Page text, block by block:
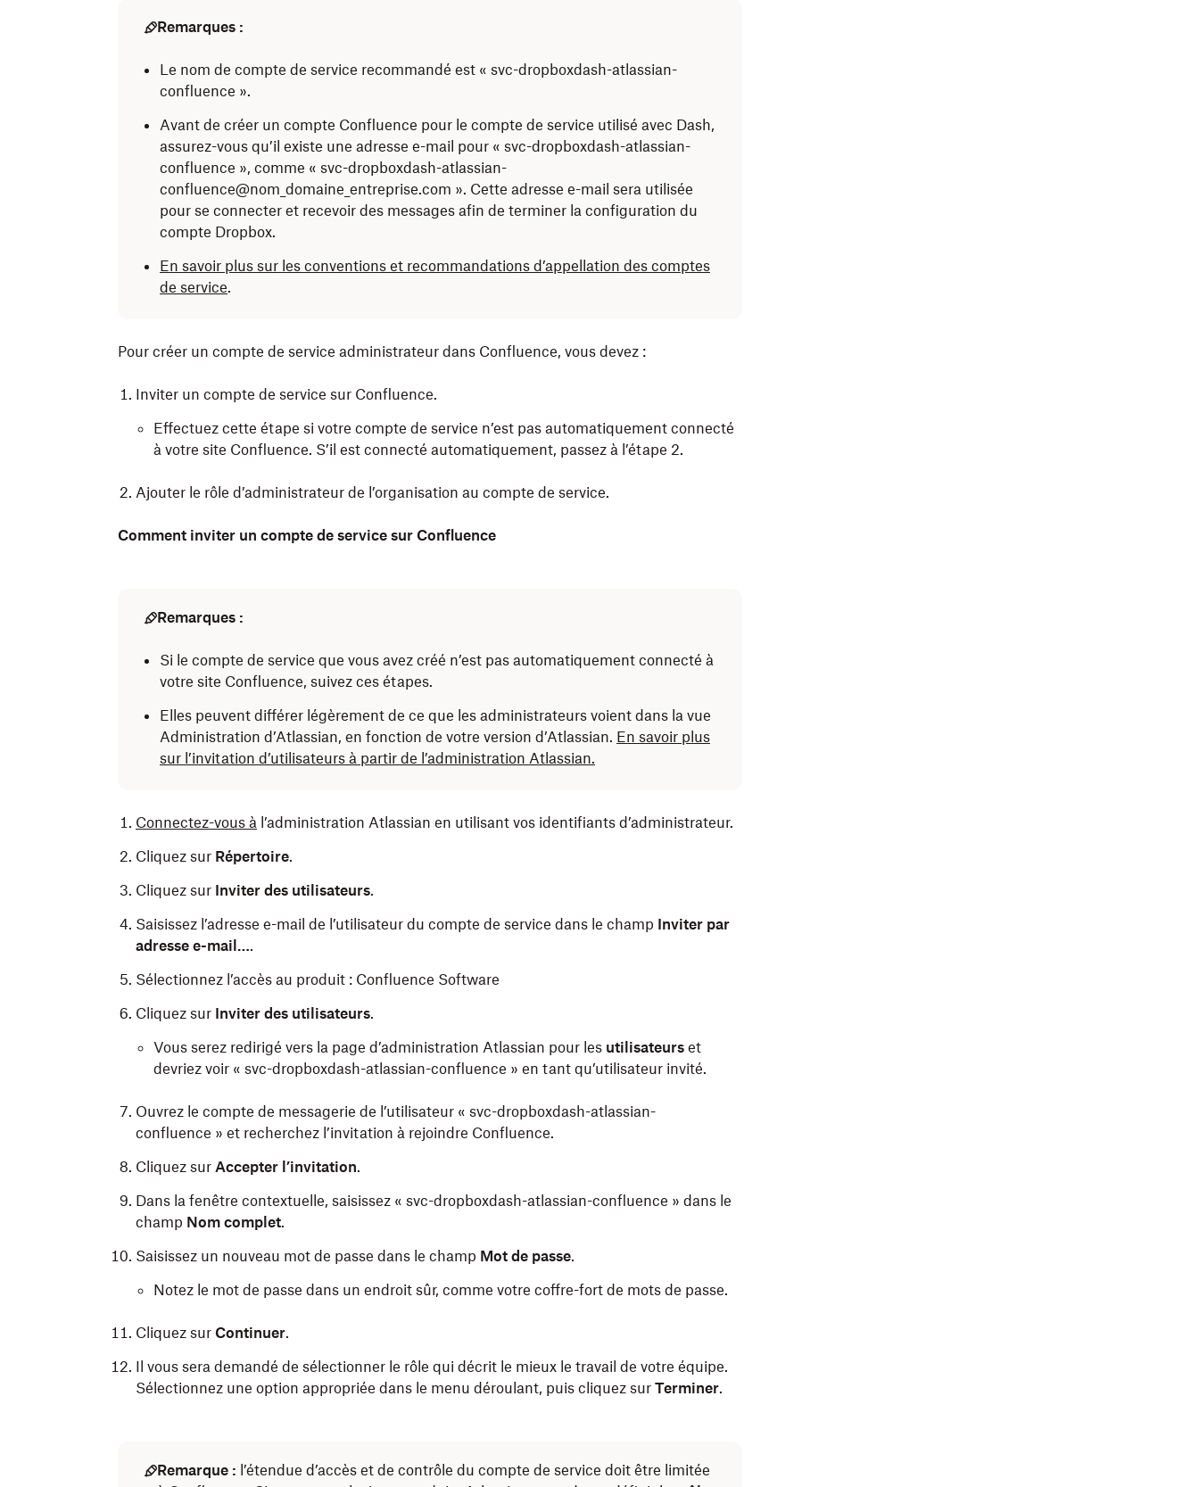
Remarques :
Le nom de compte de service recommandé est « svc-dropboxdash-atlassian-
confluence ».
Avant de créer un compte Confluence pour le compte de service utilisé avec Dash,
assurez-vous qu’il existe une adresse e-mail pour « svc-dropboxdash-atlassian-
confluence », comme « svc-dropboxdash-atlassian-
confluence@nom_domaine_entreprise.com ». Cette adresse e-mail sera utilisée
pour se connecter et recevoir des messages afin de terminer la configuration du
compte Dropbox.
En savoir plus sur les conventions et recommandations d’appellation des comptes
de service.
Pour créer un compte de service administrateur dans Confluence, vous devez :
Inviter un compte de service sur Confluence.
Effectuez cette étape si votre compte de service n’est pas automatiquement connecté
à votre site Confluence. S’il est connecté automatiquement, passez à l’étape 2.
Ajouter le rôle d’administrateur de l’organisation au compte de service.
Comment inviter un compte de service sur Confluence
Remarques :
Si le compte de service que vous avez créé n’est pas automatiquement connecté à
votre site Confluence, suivez ces étapes.
Elles peuvent différer légèrement de ce que les administrateurs voient dans la vue
Administration d’Atlassian, en fonction de votre version d’Atlassian. En savoir plus
sur l’invitation d’utilisateurs à partir de l’administration Atlassian.
Connectez-vous à l’administration Atlassian en utilisant vos identifiants d’administrateur.
Cliquez sur Répertoire.
Cliquez sur Inviter des utilisateurs.
Saisissez l’adresse e-mail de l’utilisateur du compte de service dans le champ Inviter par
adresse e-mail….
Sélectionnez l’accès au produit : Confluence Software
Cliquez sur Inviter des utilisateurs.
Vous serez redirigé vers la page d’administration Atlassian pour les utilisateurs et
devriez voir « svc-dropboxdash-atlassian-confluence » en tant qu’utilisateur invité.
Ouvrez le compte de messagerie de l’utilisateur « svc-dropboxdash-atlassian-
confluence » et recherchez l’invitation à rejoindre Confluence.
Cliquez sur Accepter l’invitation.
Dans la fenêtre contextuelle, saisissez « svc-dropboxdash-atlassian-confluence » dans le
champ Nom complet.
Saisissez un nouveau mot de passe dans le champ Mot de passe.
Notez le mot de passe dans un endroit sûr, comme votre coffre-fort de mots de passe.
Cliquez sur Continuer.
Il vous sera demandé de sélectionner le rôle qui décrit le mieux le travail de votre équipe.
Sélectionnez une option appropriée dans le menu déroulant, puis cliquez sur Terminer.
Remarque : l’étendue d’accès et de contrôle du compte de service doit être limitée